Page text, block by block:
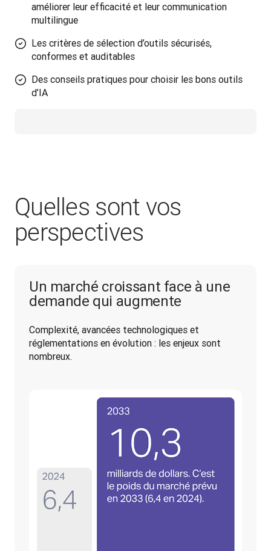
améliorer leur efficacité et leur communication
multilingue
Les critères de sélection d’outils sécurisés,
conformes et auditables
Des conseils pratiques pour choisir les bons outils
d’IA
Quelles sont vos
perspectives
Un marché croissant face à une
demande qui augmente
Complexité, avancées technologiques et
réglementations en évolution : les enjeux sont
nombreux.